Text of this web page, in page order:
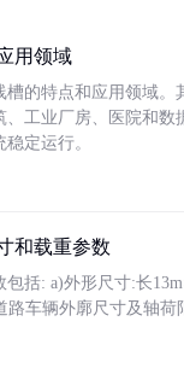
用领域
的特点和应用领域
、工业厂房、医院和
定运行。
和载重参数
括: a)外形尺寸:长
路车辆外廓尺寸及轴荷